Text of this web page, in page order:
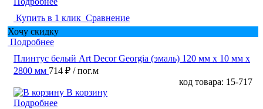
Купить в 1 клик Сравнение
Хочу скидку
Подробнее
Плинтус белый Art Decor Georgia (эмаль) 120 мм х 10 мм х
2800 мм 714 ₽ / пог.м
код товара: 15-717
В корзину
Подробнее